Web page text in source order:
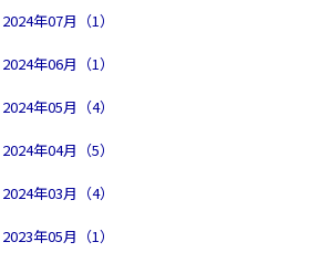
2024年07月（1）
2024年06月（1）
2024年05月（4）
2024年04月（5）
2024年03月（4）
2023年05月（1）